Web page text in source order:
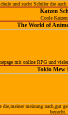
und sucht Schüler die
Katzen
Coole
The World of
mit online RPG und
Tokio Mew
die,meiner meinung nach,gut
besucht.